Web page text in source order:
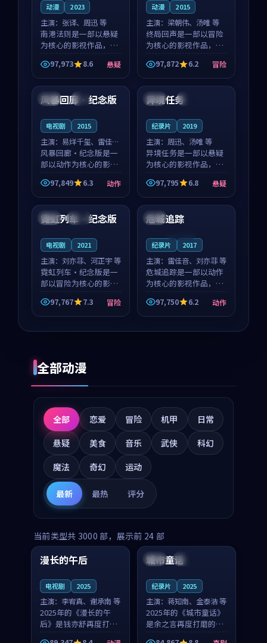
动漫 2023
主演： 张译、周迅 等
南港法则是一部以悬疑
为核心的影视作品，围
绕危机、反转与人物成
长展开，整体节奏紧
凑，值得推荐观看。
97,973 8.6 悬疑
动漫 2015
主演： 梁朝伟、汤唯 等
终局回声是一部以冒险
为核心的影视作品，围
绕危机、反转与人物成
长展开，整体节奏紧
凑，值得推荐观看。
97,872 6.2 冒险
日本 4K
风暴回廊·纪念版
电视剧 2015
主演： 易烊千玺、雷佳音
等
风暴回廊·纪念版是一
部以动作为核心的影视
作品，围绕危机、反转
与人物成长展开，整体
节奏紧凑，值得推荐观
看。
97,849 6.3 动作
中国 4K
异境任务
纪录片 2019
主演： 周迅、汤唯 等
异境任务是一部以悬疑
为核心的影视作品，围
绕危机、反转与人物成
长展开，整体节奏紧
凑，值得推荐观看。
97,795 6.8 悬疑
中国 独播
霓虹列车·纪念版
电视剧 2021
主演： 刘亦菲、河正宇 等
霓虹列车·纪念版是一
部以冒险为核心的影视
作品，围绕危机、反转
与人物成长展开，整体
节奏紧凑，值得推荐观
97,767 7.3 冒险
美国
危城追踪
纪录片 2017
主演： 雷佳音、刘亦菲 等
危城追踪是一部以动作
为核心的影视作品，围
绕危机、反转与人物成
长展开，整体节奏紧
凑，值得推荐观看。
97,750 6.2 动作
全部动漫
全部 恋爱 冒险 机甲
日常
悬疑
美食 音乐 武侠
科幻
魔法
奇幻 运动
最新 最热 评分
当前类型共 3000 部，展示前 24 部
中国 高分
99:16
漫长的午后
电视剧 2025
主演： 李宥真、谢承南 等
2025年的《漫长的午
后》是钱亦舒再度打磨
的动漫佳作。中国大陆
美国 院线
城市童话
纪录片 2025
主演： 蒋知南、金泰浩 等
2025年的《城市童话》
是余之言再度打磨的喜
剧佳作。美国的取景与